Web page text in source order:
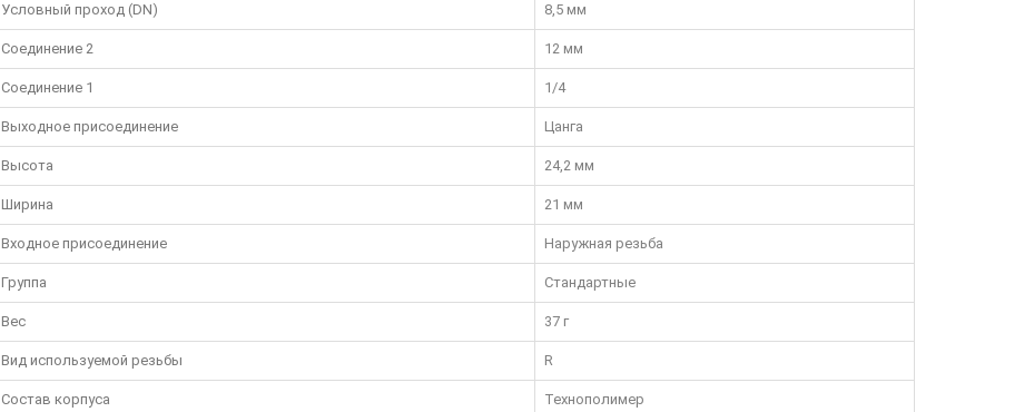
Условный проход (DN) 8,5 мм
Соединение 2 12 мм
Соединение 1 1/4
Выходное присоединение Цанга
Высота 24,2 мм
Ширина 21 мм
Входное присоединение Наружная резьба
Группа Стандартные
Вес 37 г
Вид используемой резьбы R
Состав корпуса Технополимер